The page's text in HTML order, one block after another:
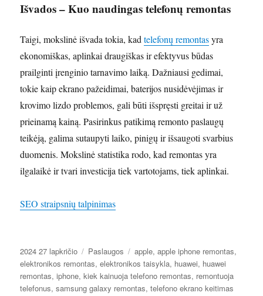
Išvados – Kuo naudingas telefonų remontas
Taigi, mokslinė išvada tokia, kadtelefonų remontasyra
ekonomiškas, aplinkai draugiškas ir efektyvus būdas
prailginti įrenginio tarnavimo laiką. Dažniausi gedimai,
tokie kaip ekrano pažeidimai, baterijos nusidėvėjimas ir
krovimo lizdo problemos, gali būti išspręsti greitai ir už
prieinamą kainą. Pasirinkus patikimą remonto paslaugų
teikėją, galima sutaupyti laiko, pinigų ir išsaugoti svarbius
duomenis. Mokslinė statistika rodo, kad remontas yra
ilgalaikė ir tvari investicija tiek vartotojams, tiek aplinkai.
SEO straipsnių talpinimas
Paskelbta
2024 27 lapkričio Kategorijos
Paslaugos Žymos
apple,apple iphone remontas,
elektronikos remontas,elektronikos taisykla, huawei, huawei
remontas,iphone,kiek kainuoja telefono remontas, remontuoja
telefonus,samsung galaxy remontas,telefono ekrano keitimas